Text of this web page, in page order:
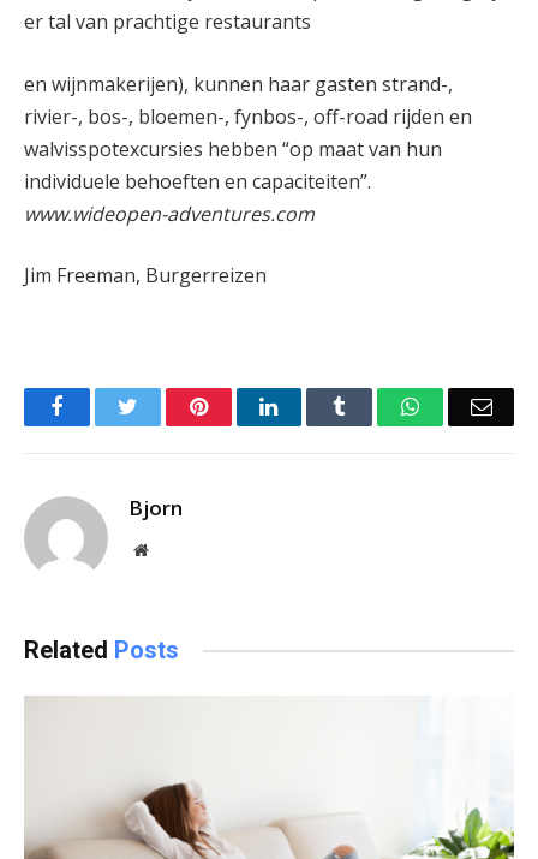
er tal van prachtige restaurants
en wijnmakerijen), kunnen haar gasten strand-,
rivier-, bos-, bloemen-, fynbos-, off-road rijden en
walvisspotexcursies hebben “op maat van hun
individuele behoeften en capaciteiten”.
www.wideopen-adventures.com
Jim Freeman, Burgerreizen
FacebookTwitter PinterestLinkedIn Tumblr WhatsApp
Bjorn
Website
Related Posts